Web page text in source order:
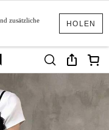
HOLEN
zusätzliche